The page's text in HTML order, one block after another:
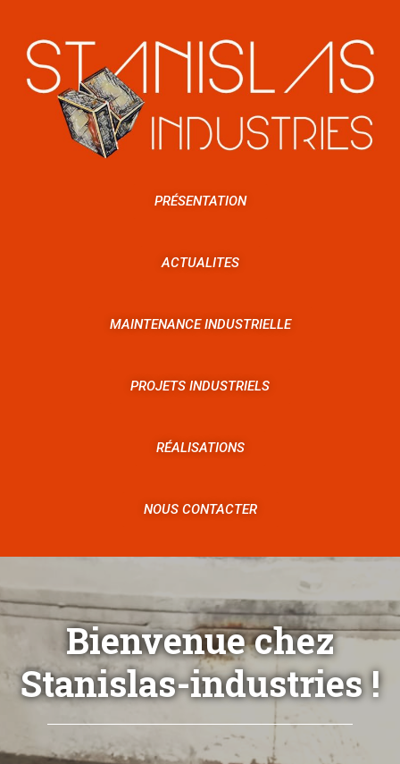
PRÉSENTATION
ACTUALITES
MAINTENANCE INDUSTRIELLE
PROJETS INDUSTRIELS
RÉALISATIONS
NOUS CONTACTER
Bienvenue chez
Stanislas-industries !